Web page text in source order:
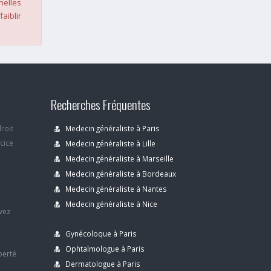
Recherches Fréquentes
Medecin généraliste à Paris
Medecin généraliste à Lille
Medecin généraliste à Marseille
Medecin généraliste à Bordeaux
Medecin généraliste à Nantes
Medecin généraliste à Nice
Gynécoloque à Paris
Ophtalmologue à Paris
Dermatologue à Paris